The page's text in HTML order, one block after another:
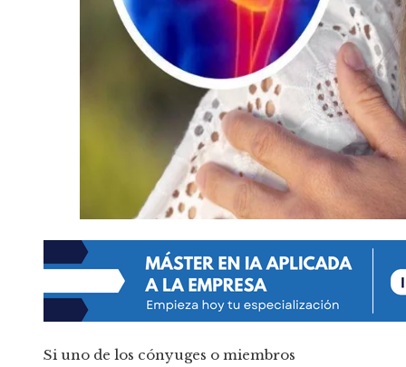
Si uno de los cónyuges o miembros